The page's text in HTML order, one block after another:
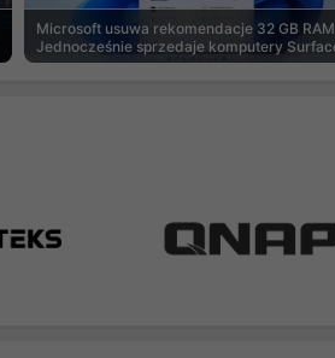
Microsoft usuwa rekomendacje 32 GB
Jednocześnie sprzedaje komputery
8 GB